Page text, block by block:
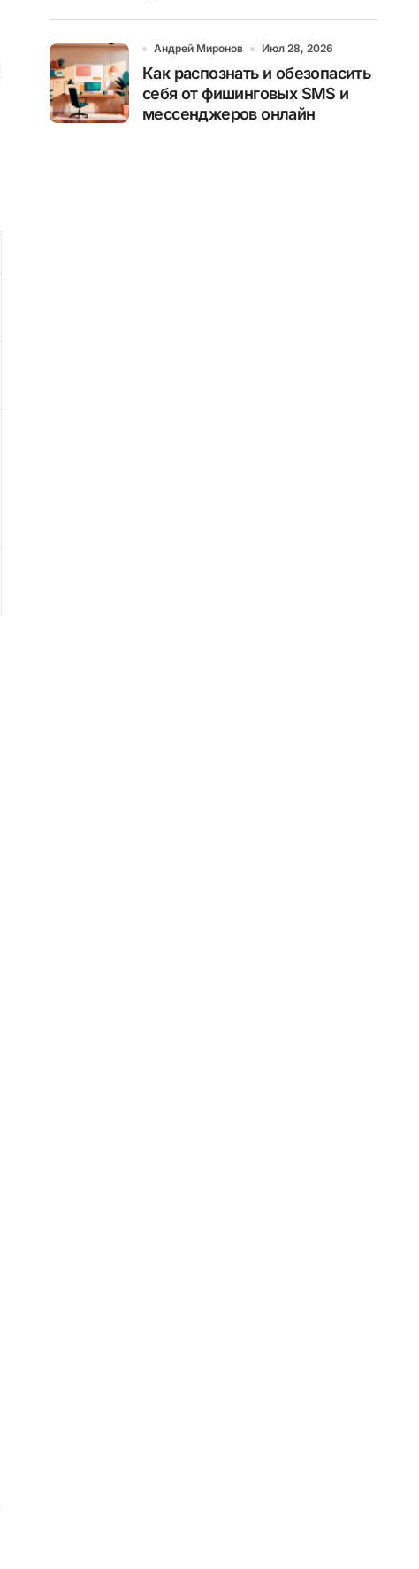
Андрей Миронов Июл 28, 2026
Как распознать и обезопасить
себя от фишинговых SMS и
мессенджеров онлайн